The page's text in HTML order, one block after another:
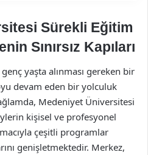
Sürekli Eğitim
Sınırsız Kapıları
yaşta alınması gereken bir
devam eden bir yolculuk
Medeniyet Üniversitesi
kişisel ve profesyonel
çeşitli programlar
genişletmektedir. Merkez,